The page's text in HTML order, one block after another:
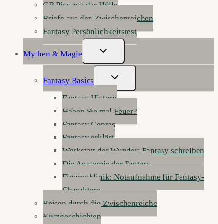
GB Pics aus der Hölle
Briefe aus den Zwischenreichen
Fantasy Persönlichkeitstest
Mythen & Magie
Untermenü
Umschalten
Fantasy Basics
Untermenü
Umschalten
Fantasy History
Haben Sie mal Feuer?
Fantasy Genres
Fantasy erklärt
Werkstatt der Wunder: Fantasy schreiben
Die Anatomie der Fantasy
Figurenklinik: Notaufnahme für Fantasy-
Charaktere
Reisen durch die Zwischenreiche
Kurzgeschichten